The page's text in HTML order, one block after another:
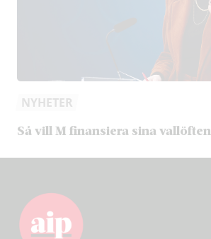
NYHETER
Så vill M finansiera sina vallöften